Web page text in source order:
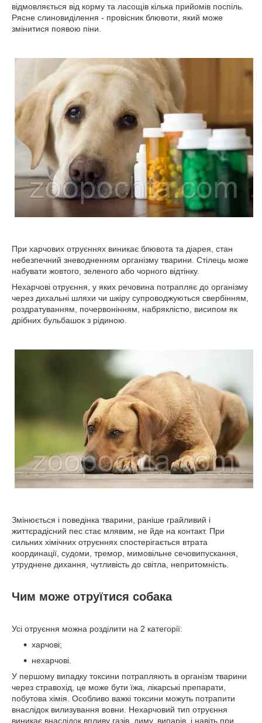
відмовляється від корму та ласощів кілька прийомів поспіль.
Рясне слиновиділення - провісник блювоти, який може
змінитися появою піни.
При харчових отруєннях виникає блювота та діарея, стан
небезпечний зневодненням організму тварини. Стілець може
набувати жовтого, зеленого або чорного відтінку.
Нехарчові отруєння, у яких речовина потрапляє до організму
через дихальні шляхи чи шкіру супроводжуються свербінням,
роздратуванням, почервонінням, набряклістю, висипом як
дрібних бульбашок з рідиною.
Змінюється і поведінка тварини, раніше грайливий і
життєрадісний пес стає млявим, не йде на контакт. При
сильних хімічних отруєннях спостерігається втрата
координації, судоми, тремор, мимовільне сечовипускання,
утруднене дихання, чутливість до світла, непритомність.
Чим може отруїтися собака
Усі отруєння можна розділити на 2 категорії:
харчові;
нехарчові.
У першому випадку токсини потрапляють в організм тварини
через стравохід, це може бути їжа, лікарські препарати,
побутова хімія. Особливо важкі токсини можуть потрапити
внаслідок вилизування вовни. Нехарчовий тип отруєння
виникає внаслідок впливу газів, диму, випарів, і навіть при